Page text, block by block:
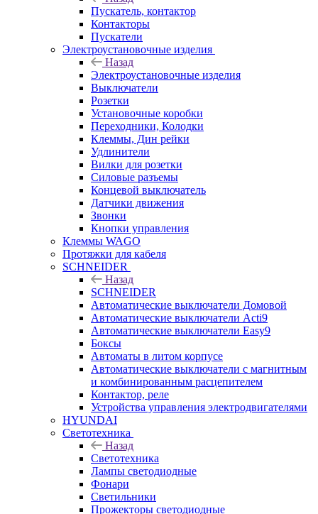
Пускатель, контактор
Контакторы
Пускатели
Электроустановочные изделия
Назад
Электроустановочные изделия
Выключатели
Розетки
Установочные коробки
Переходники, Колодки
Клеммы, Дин рейки
Удлинители
Вилки для розетки
Силовые разъемы
Концевой выключатель
Датчики движения
Звонки
Кнопки управления
Клеммы WAGO
Протяжки для кабеля
SCHNEIDER
Назад
SCHNEIDER
Автоматические выключатели Домовой
Автоматические выключатели Acti9
Автоматические выключатели Easy9
Боксы
Автоматы в литом корпусе
Автоматические выключатели с магнитным
и комбинированным расцепителем
Контактор, реле
Устройства управления электродвигателями
HYUNDAI
Светотехника
Назад
Светотехника
Лампы светодиодные
Фонари
Светильники
Прожекторы светодиодные